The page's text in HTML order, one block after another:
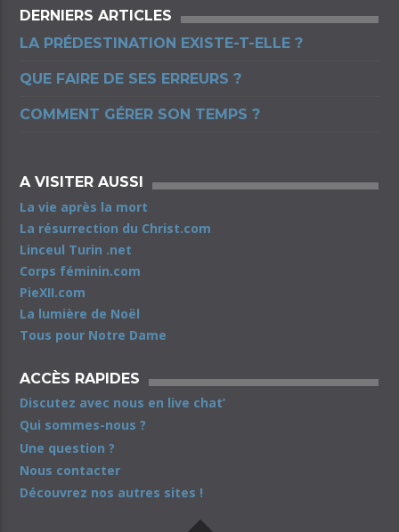
DERNIERS ARTICLES
LA PRÉDESTINATION EXISTE-T-ELLE ?
QUE FAIRE DE SES ERREURS ?
COMMENT GÉRER SON TEMPS ?
A VISITER AUSSI
La vie après la mort
La résurrection du Christ.com
Linceul Turin .net
Corps féminin.com
PieXII.com
La lumière de Noël
Tous pour Notre Dame
ACCÈS RAPIDES
Discutez avec nous en live chat’
Qui sommes-nous ?
Une question ?
Nous contacter
Découvrez nos autres sites !